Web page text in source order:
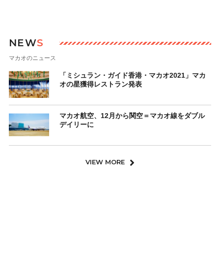
NEWS
マカオのニュース
「ミシュラン・ガイド香港・マカオ2021」マカ
オの星獲得レストラン発表
マカオ航空、12月から関空＝マカオ線をダブル
デイリーに
VIEW MORE